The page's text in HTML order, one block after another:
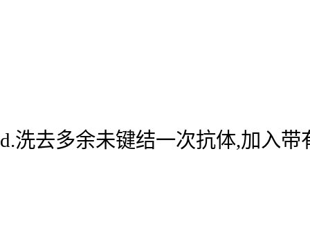
d.洗去多余未键结一次抗体,加入